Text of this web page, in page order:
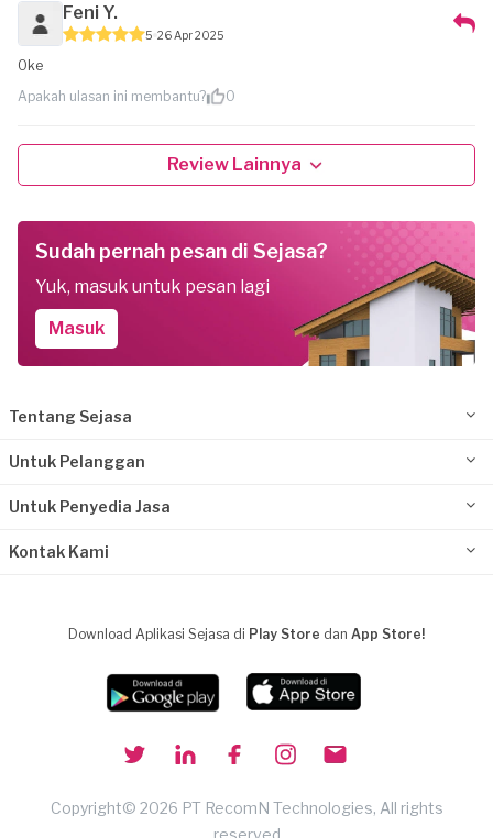
Feni Y.
5 26 Apr 2025
Oke
Apakah ulasan ini membantu?
0
Review Lainnya
Sudah pernah pesan di Sejasa?
Yuk, masuk untuk pesan lagi
Masuk
Tentang Sejasa
Untuk Pelanggan
Untuk Penyedia Jasa
Kontak Kami
Download Aplikasi Sejasa di Play Store dan App Store!
Copyright© 2026 PT RecomN Technologies, All rights